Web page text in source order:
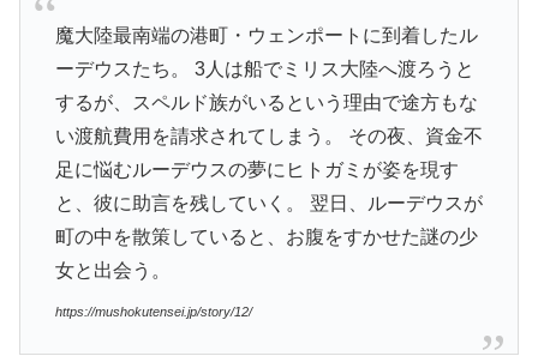
魔大陸最南端の港町・ウェンポートに到着したル
ーデウスたち。 3人は船でミリス大陸へ渡ろうと
するが、スペルド族がいるという理由で途方もな
い渡航費用を請求されてしまう。 その夜、資金不
足に悩むルーデウスの夢にヒトガミが姿を現す
と、彼に助言を残していく。 翌日、ルーデウスが
町の中を散策していると、お腹をすかせた謎の少
女と出会う。
https://mushokutensei.jp/story/12/